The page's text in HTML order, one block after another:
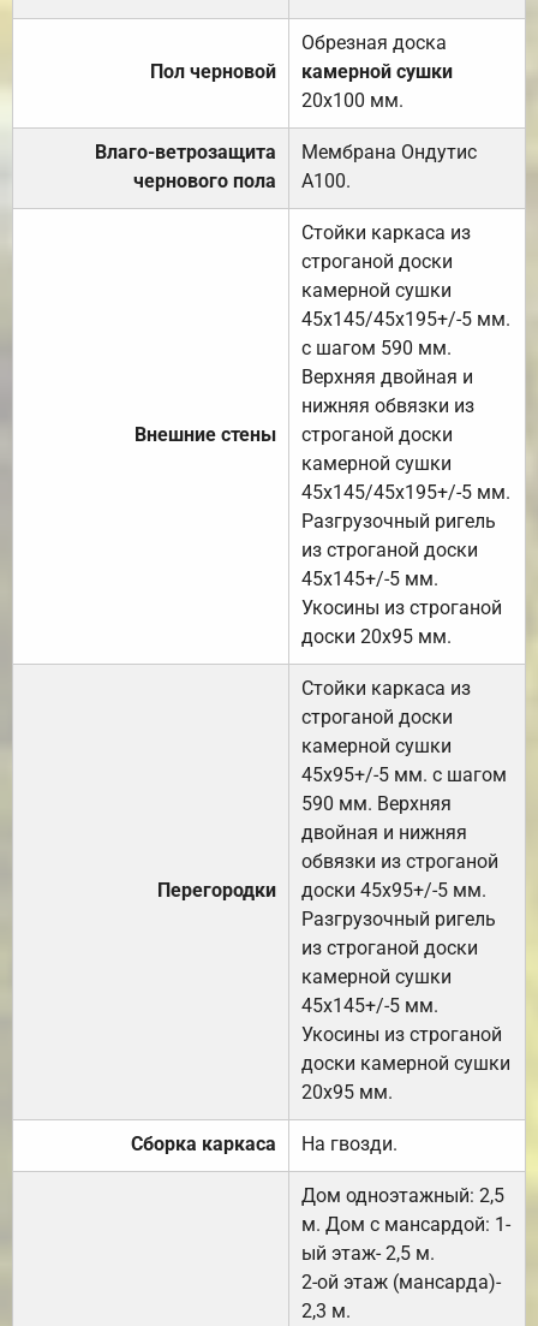
Пол черновой
Обрезная доска
камерной сушки
20х100 мм.
Влаго-ветрозащита
чернового пола
Мембрана Ондутис
А100.
Внешние стены
Стойки каркаса из
строганой доски
камерной сушки
45х145/45х195+/-5 мм.
с шагом 590 мм.
Верхняя двойная и
нижняя обвязки из
строганой доски
камерной сушки
45х145/45х195+/-5 мм.
Разгрузочный ригель
из строганой доски
45х145+/-5 мм.
Укосины из строганой
доски 20х95 мм.
Перегородки
Стойки каркаса из
строганой доски
камерной сушки
45х95+/-5 мм. с шагом
590 мм. Верхняя
двойная и нижняя
обвязки из строганой
доски 45х95+/-5 мм.
Разгрузочный ригель
из строганой доски
камерной сушки
45х145+/-5 мм.
Укосины из строганой
доски камерной сушки
20х95 мм.
Сборка каркаса На гвозди.
Дом одноэтажный: 2,5
м. Дом с мансардой: 1-
ый этаж- 2,5 м.
2-ой этаж (мансарда)-
2,3 м.